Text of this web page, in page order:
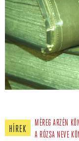
HÍREK
MÉREG ARZÉN
A RÓZSA NEVE